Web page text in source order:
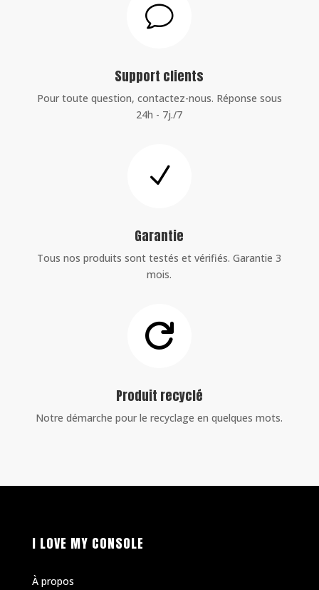
v
Support clients
Pour toute question, contactez-nous. Réponse sous
24h - 7j./7
N
Garantie
Tous nos produits sont testés et vérifiés. Garantie 3
mois.

Produit recyclé
Notre démarche pour le recyclage en quelques mots.
I LOVE MY CONSOLE
À propos